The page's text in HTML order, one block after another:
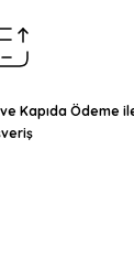
Kapıda Ödeme